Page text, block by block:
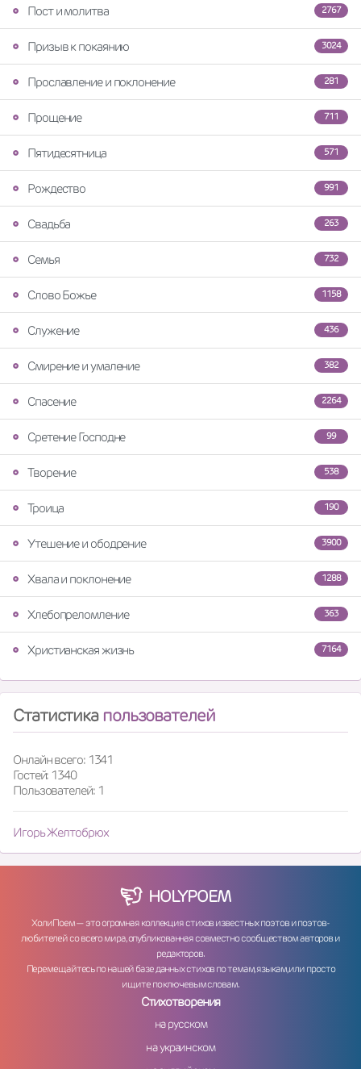
2767
Пост и молитва
3024
Призыв к покаянию
281
Прославление и поклонение
711
Прощение
571
Пятидесятница
991
Рождество
263
Свадьба
732
Семья
1158
Слово Божье
436
Служение
382
Смирение и умаление
2264
Спасение
99
Сретение Господне
538
Творение
190
Троица
3900
Утешение и ободрение
1288
Хвала и поклонение
363
Хлебопреломление
7164
Христианская жизнь
Статистика пользователей
Онлайн всего: 1341
Гостей: 1340
Пользователей: 1
Игорь Желтобрюх
HOLYPOEM
ХолиПоем — это огромная коллекция стихов известных поэтов и поэтов-
любителей со всего мира, опубликованная совместно сообществом авторов и
редакторов.
Перемещайтесь по нашей базе данных стихов по темам, языкам, или просто
ищите по ключевым словам.
Стихотворения
на русском
на украинском